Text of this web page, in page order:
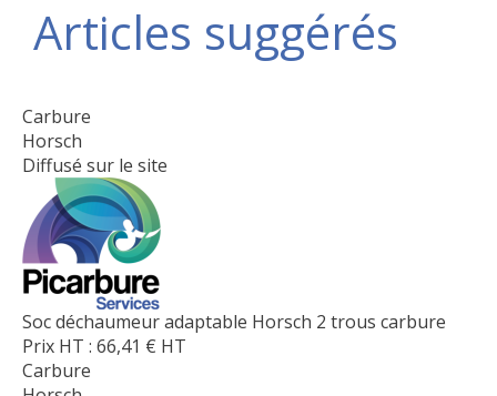
Articles suggérés
Carbure
Horsch
Diffusé sur le site
Soc déchaumeur adaptable Horsch 2 trous carbure
Prix HT : 66,41 € HT
Carbure